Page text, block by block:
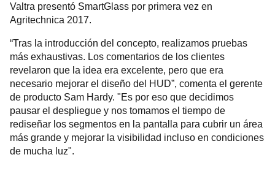
Valtra presentó SmartGlass por primera vez en
Agritechnica 2017.
“Tras la introducción del concepto, realizamos pruebas
más exhaustivas. Los comentarios de los clientes
revelaron que la idea era excelente, pero que era
necesario mejorar el diseño del HUD”, comenta el gerente
de producto Sam Hardy. "Es por eso que decidimos
pausar el despliegue y nos tomamos el tiempo de
rediseñar los segmentos en la pantalla para cubrir un área
más grande y mejorar la visibilidad incluso en condiciones
de mucha luz".